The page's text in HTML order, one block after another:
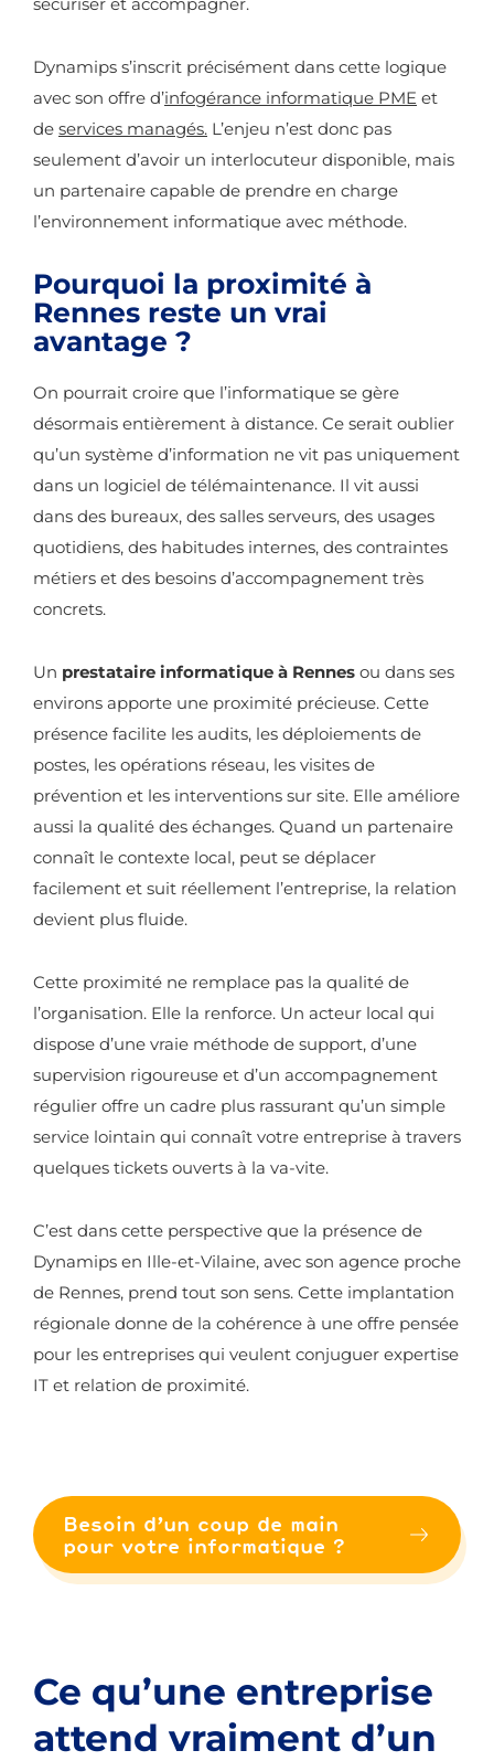
Dynamips s’inscrit précisément dans cette logique
avec son offre d’infogérance informatique PME et
de services managés. L’enjeu n’est donc pas
seulement d’avoir un interlocuteur disponible, mais
un partenaire capable de prendre en charge
l’environnement informatique avec méthode.
Pourquoi la proximité à
Rennes reste un vrai
avantage ?
On pourrait croire que l’informatique se gère
désormais entièrement à distance. Ce serait oublier
qu’un système d’information ne vit pas uniquement
dans un logiciel de télémaintenance. Il vit aussi
dans des bureaux, des salles serveurs, des usages
quotidiens, des habitudes internes, des contraintes
métiers et des besoins d’accompagnement très
concrets.
Un prestataire informatique à Rennes ou dans ses
environs apporte une proximité précieuse. Cette
présence facilite les audits, les déploiements de
postes, les opérations réseau, les visites de
prévention et les interventions sur site. Elle améliore
aussi la qualité des échanges. Quand un partenaire
connaît le contexte local, peut se déplacer
facilement et suit réellement l’entreprise, la relation
devient plus fluide.
Cette proximité ne remplace pas la qualité de
l’organisation. Elle la renforce. Un acteur local qui
dispose d’une vraie méthode de support, d’une
supervision rigoureuse et d’un accompagnement
régulier offre un cadre plus rassurant qu’un simple
service lointain qui connaît votre entreprise à travers
quelques tickets ouverts à la va-vite.
C’est dans cette perspective que la présence de
Dynamips en Ille-et-Vilaine, avec son agence proche
de Rennes, prend tout son sens. Cette implantation
régionale donne de la cohérence à une offre pensée
pour les entreprises qui veulent conjuguer expertise
IT et relation de proximité.
Besoin d’un coup de main
pour votre informatique ?
Ce qu’une entreprise
attend vraiment d’un